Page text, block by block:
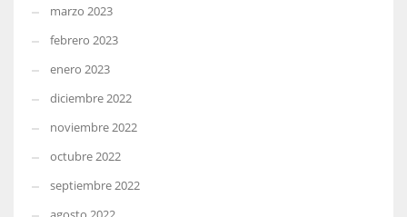
marzo 2023
febrero 2023
enero 2023
diciembre 2022
noviembre 2022
octubre 2022
septiembre 2022